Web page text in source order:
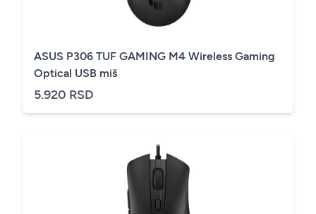
ASUS P306 TUF GAMING M4 Wireless Gaming
Optical USB miš
5.920 RSD